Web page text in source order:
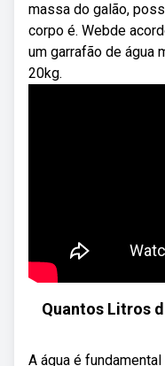
massa do galão,
corpo é. Webde
um garrafão de água
20kg.
Quantos Litros
A água é